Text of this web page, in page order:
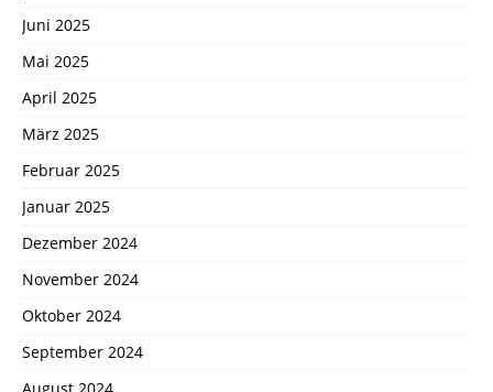
Juni 2025
Mai 2025
April 2025
März 2025
Februar 2025
Januar 2025
Dezember 2024
November 2024
Oktober 2024
September 2024
August 2024